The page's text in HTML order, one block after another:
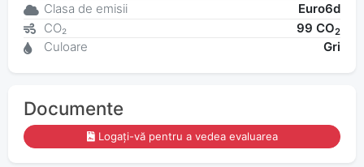
Clasa de emisii
Euro6d
CO₂
99 CO2
Culoare Gri
Documente
Logați-vă pentru a vedea evaluarea